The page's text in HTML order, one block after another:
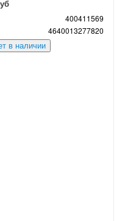
400411569
4640013277820
в наличии